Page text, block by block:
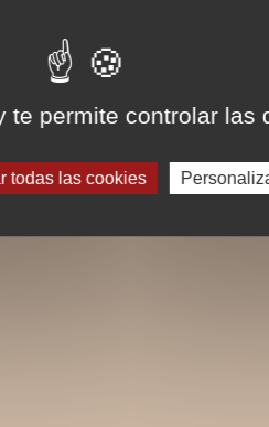
te permite controlar las
todas las cookies